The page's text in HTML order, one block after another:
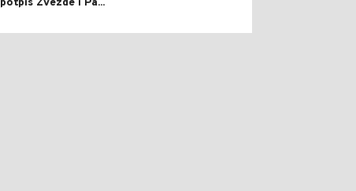
potpis Zvezde i Pa...